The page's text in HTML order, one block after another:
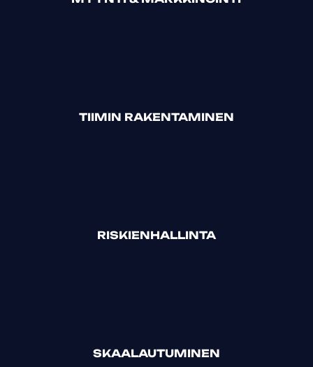
TIIMIN RAKENTAMINEN
RISKIENHALLINTA
SKAALAUTUMINEN